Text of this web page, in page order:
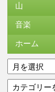
山
音楽
ホーム
ア
ー